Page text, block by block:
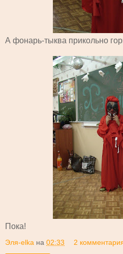
А фонарь-тыква прикольно
Пока!
Эля-elka на 02:33 2